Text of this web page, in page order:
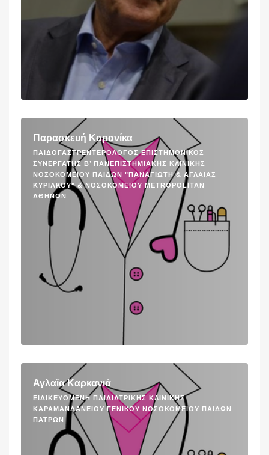
Παρασκευή Καρανίκα
ΠΑΙΔΟΓΑΣΤΡΕΝΤΕΡΟΛΟΓΟΣ ΕΠΙΣΤΗΜΟΝΙΚΌΣ
ΣΥΝΕΡΓΆΤΗΣ B’ ΠΑΝΕΠΙΣΤΗΜΙΑΚΉΣ ΚΛΙΝΙΚΉΣ
ΝΟΣΟΚΟΜΕΊΟΥ ΠΑΊΔΩΝ "ΠΑΝΑΓΙΏΤΗ & ΑΓΛΑΊΑΣ
ΚΥΡΙΑΚΟΎ" & ΝΟΣΟΚΟΜΕΊΟΥ METROPOLITAN
ΑΘΗΝΏΝ
Αγλαΐα Καρκανιά
ΕΙΔΙΚΕΥΌΜΕΝΗ ΠΑΙΔΙΑΤΡΙΚΉΣ ΚΛΙΝΙΚΉΣ
ΚΑΡΑΜΑΝΔΆΝΕΙΟΥ ΓΕΝΙΚΟΎ ΝΟΣΟΚΟΜΕΊΟΥ ΠΑΊΔΩΝ
ΠΑΤΡΏΝ